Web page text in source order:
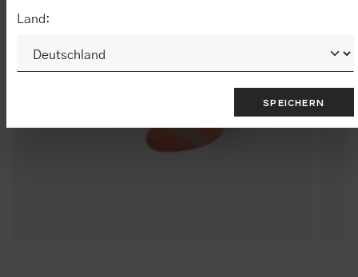
Land:
SPEICHERN